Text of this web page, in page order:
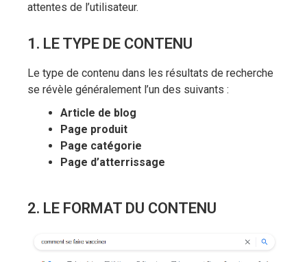
attentes de l’utilisateur.
1. LE TYPE DE CONTENU
Le type de contenu dans les résultats de recherche
se révèle généralement l’un des suivants :
Article de blog
Page produit
Page catégorie
Page d’atterrissage
2. LE FORMAT DU CONTENU